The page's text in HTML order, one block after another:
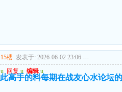
15楼 发表于: 2026-06-02 23:06 ---
u 回复 u 编辑 u
此高手的料每期在战友心水论坛